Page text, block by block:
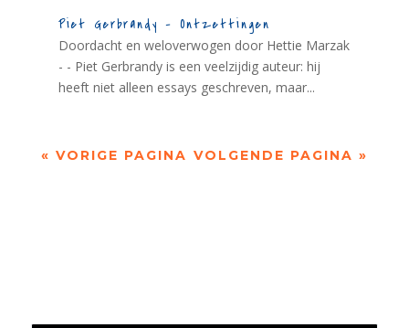
Piet Gerbrandy – Ontzettingen
Doordacht en weloverwogen door Hettie Marzak
- - Piet Gerbrandy is een veelzijdig auteur: hij
heeft niet alleen essays geschreven, maar...
« VORIGE PAGINA VOLGENDE PAGINA »